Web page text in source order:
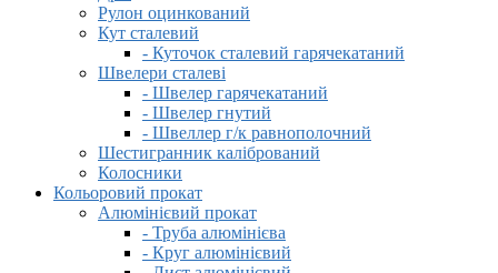
Рулон оцинкований
Кут сталевий
- Куточок сталевий гарячекатаний
Швелери сталеві
- Швелер гарячекатаний
- Швелер гнутий
- Швеллер г/к равнополочний
Шестигранник калібрований
Колосники
Кольоровий прокат
Алюмінієвий прокат
- Труба алюмінієва
- Круг алюмінієвий